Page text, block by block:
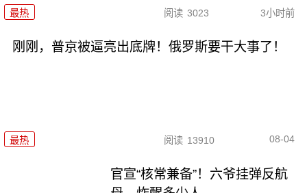
最热 阅读 3023 3小时前
刚刚，普京被逼亮出底牌！俄罗斯要干大事了！
最热 阅读 13910 08-04
官宣“核常兼备”！六爷挂弹反航